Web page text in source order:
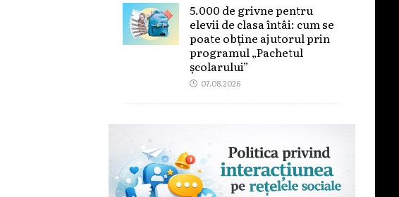
5.000 de grivne pentru
elevii de clasa întâi: cum se
poate obține ajutorul prin
programul „Pachetul
școlarului”
07.08.2026